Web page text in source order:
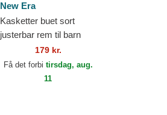
New Era
Kasketter buet sort
justerbar rem til barn
9FORTY Cord Ears af
New Era
179 kr.
Få det forbi tirsdag, aug.
11